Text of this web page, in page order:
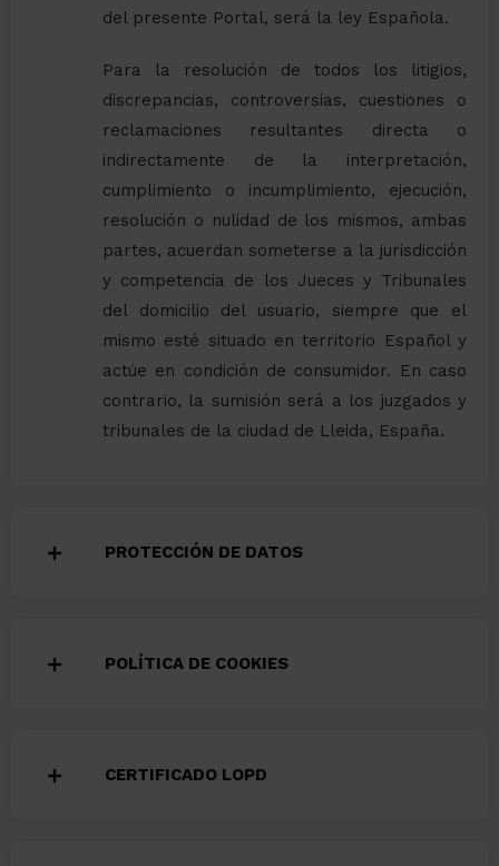
del presente Portal, será la ley Española.
Para la resolución de todos los litigios,
discrepancias, controversias, cuestiones o
reclamaciones resultantes directa o
indirectamente de la interpretación,
cumplimiento o incumplimiento, ejecución,
resolución o nulidad de los mismos, ambas
partes, acuerdan someterse a la jurisdicción
y competencia de los Jueces y Tribunales
del domicilio del usuario, siempre que el
mismo esté situado en territorio Español y
actúe en condición de consumidor. En caso
contrario, la sumisión será a los juzgados y
tribunales de la ciudad de Lleida, España.
PROTECCIÓN DE DATOS
POLÍTICA DE COOKIES
CERTIFICADO LOPD